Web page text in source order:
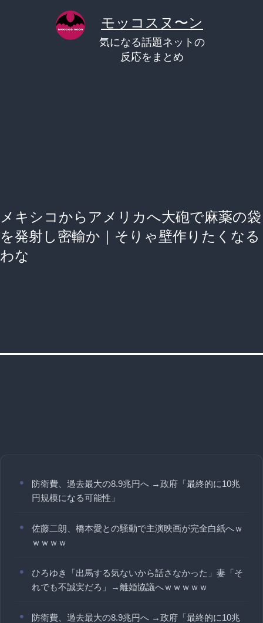
モッコスヌ〜ン
気になる話題ネットの
反応をまとめ
メキシコからアメリカへ大砲で麻薬の袋
を発射し密輸か｜そりゃ壁作りたくなる
わな
防衛費、過去最大の8.9兆円へ →政府「最終的に10兆
円規模になる可能性」
佐藤二朗、橋本愛との騒動で主演映画が完全白紙へｗ
ｗｗｗｗ
ひろゆき「出馬する気ないから話さなかった」妻「そ
れでも不誠実だろ」→離婚協議へｗｗｗｗｗ
防衛費、過去最大の8.9兆円へ →政府「最終的に10兆